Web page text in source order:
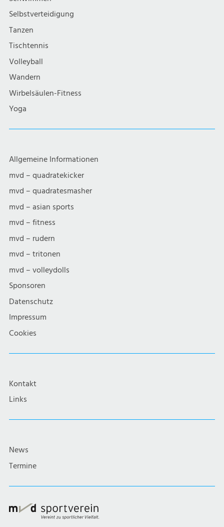
Selbstverteidigung
Tanzen
Tischtennis
Volleyball
Wandern
Wirbelsäulen-Fitness
Yoga
Allgemeine Informationen
mvd – quadratekicker
mvd – quadratesmasher
mvd – asian sports
mvd – fitness
mvd – rudern
mvd – tritonen
mvd – volleydolls
Sponsoren
Datenschutz
Impressum
Cookies
Kontakt
Links
News
Termine